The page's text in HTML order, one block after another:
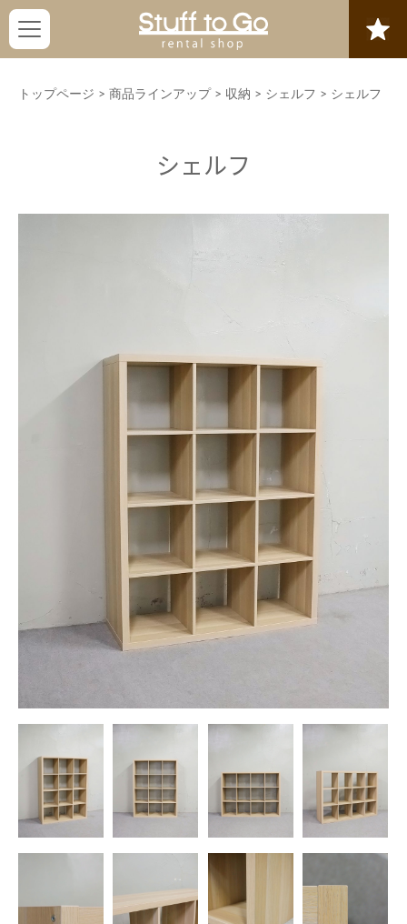
トップページ > 商品ラインアップ > 収納 > シェルフ > シェルフ
シェルフ